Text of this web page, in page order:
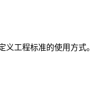
工程标准的使用方式。